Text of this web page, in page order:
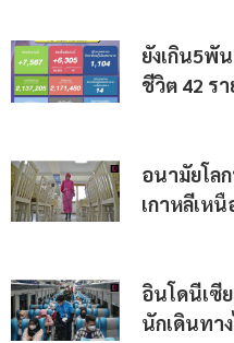
ยังเกิน5พั
ชีวิต 42 ร
อนามัยโล
เกาหลีเห
อินโดนีเซี
นักเดินทา